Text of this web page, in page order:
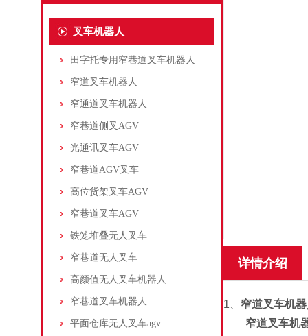
叉车机器人
田字托专用窄巷道叉车机器人
窄道叉车机器人
窄通道叉车机器人
窄巷道侧叉AGV
光通讯叉车AGV
窄巷道AGV叉车
高位货架叉车AGV
窄巷道叉车AGV
铁笼堆叠无人叉车
窄巷道无人叉车
高颜值无人叉车机器人
窄巷道叉车机器人
平面仓库无人叉车agv
详情介绍
1、 窄道叉车机
窄道叉车机